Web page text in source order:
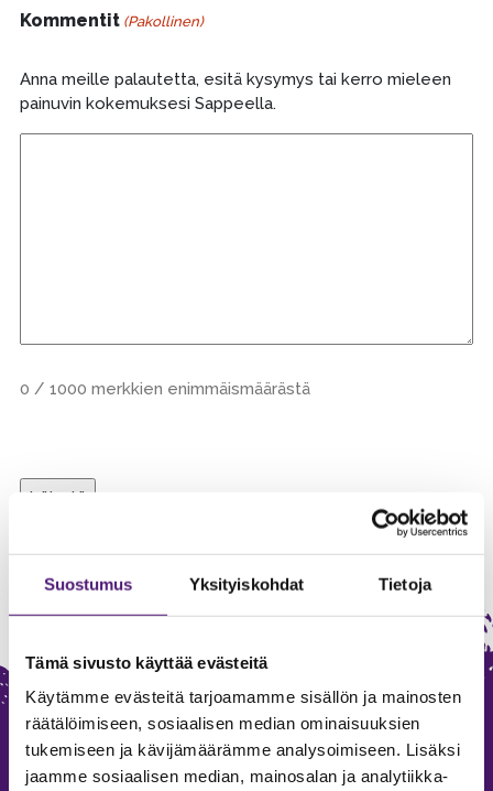
Suostumus Yksityiskohdat Tietoja
Tämä sivusto käyttää evästeitä
Käytämme evästeitä tarjoamamme sisällön ja mainosten
räätälöimiseen, sosiaalisen median ominaisuuksien
tukemiseen ja kävijämäärämme analysoimiseen. Lisäksi
jaamme sosiaalisen median, mainosalan ja analytiikka-
Kommentit (Pakollinen)
Anna meille palautetta, esitä kysymys tai kerro mieleen
painuvin kokemuksesi Sappeella.
0 / 1000 merkkien enimmäismäärästä